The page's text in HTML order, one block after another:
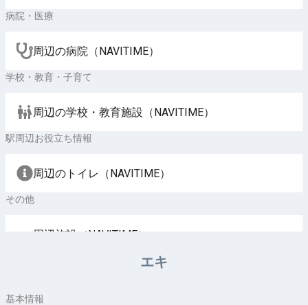
病院・医療
周辺の病院（NAVITIME）
学校・教育・子育て
周辺の学校・教育施設（NAVITIME）
駅周辺お役立ち情報
周辺のトイレ（NAVITIME）
その他
周辺施設（NAVITIME）
エキ
基本情報